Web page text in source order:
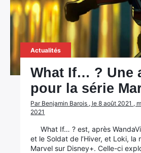
Actualités
What If… ? Une
pour la série
Par Benjamin Barois , le 8 août 2021 ,
2021
What If… ? est, après
et le Soldat de l’Hiver, et Loki, la
Marvel sur Disney+. Celle-ci